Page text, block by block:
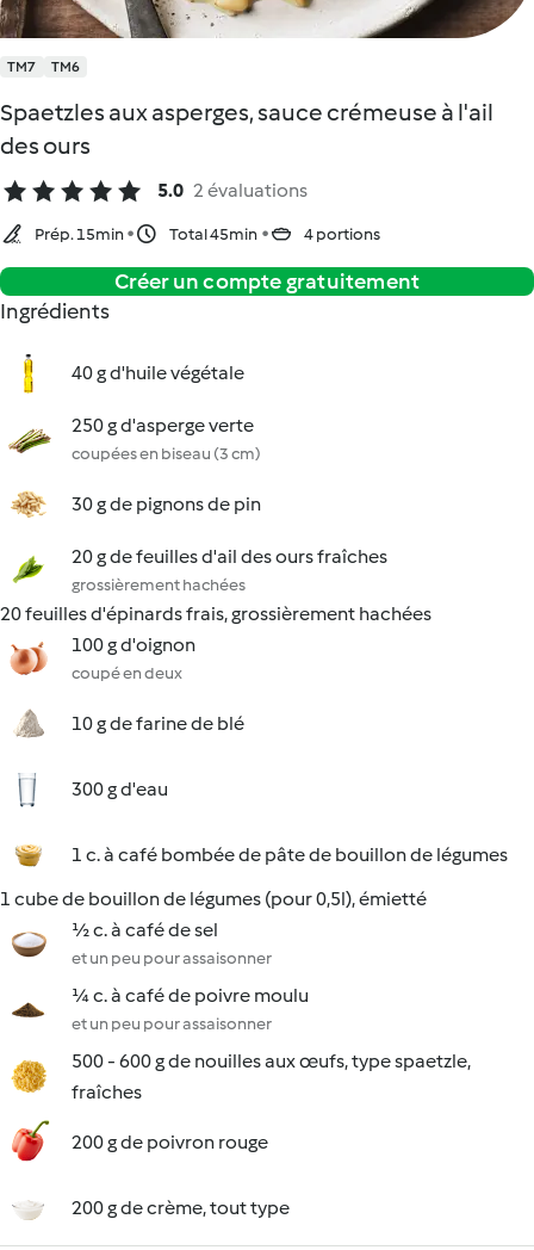
TM7 TM6
Spaetzles aux asperges, sauce crémeuse à l'ail
des ours
5.0 2 évaluations
Prép. 15min Total 45min 4 portions
Créer un compte gratuitement
Ingrédients
40 g d'huile végétale
250 g d'asperge verte
coupées en biseau (3 cm)
30 g de pignons de pin
20 g de feuilles d'ail des ours fraîches
grossièrement hachées
20 feuilles d'épinards frais, grossièrement hachées
100 g d'oignon
coupé en deux
10 g de farine de blé
300 g d'eau
1 c. à café bombée de pâte de bouillon de légumes
1 cube de bouillon de légumes (pour 0,5l), émietté
½ c. à café de sel
et un peu pour assaisonner
¼ c. à café de poivre moulu
et un peu pour assaisonner
500 - 600 g de nouilles aux œufs, type spaetzle,
fraîches
200 g de poivron rouge
200 g de crème, tout type